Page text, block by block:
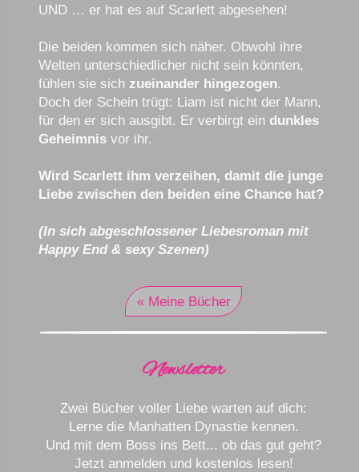
UND … er hat es auf Scarlett abgesehen!
Die beiden kommen sich näher. Obwohl ihre
Welten unterschiedlicher nicht sein könnten,
fühlen sie sich zueinander hingezogen.
Doch der Schein trügt: Liam ist nicht der Mann,
für den er sich ausgibt. Er verbirgt ein dunkles
Geheimnis vor ihr.
Wird Scarlett ihm verzeihen, damit die junge
Liebe zwischen den beiden eine Chance hat?
(In sich abgeschlossener Liebesroman mit
Happy End & sexy Szenen)
« Meine Bücher
Newsletter
Zwei Bücher voller Liebe warten auf dich:
Lerne die Manhatten Dynastie kennen.
Und mit dem Boss ins Bett... ob das gut geht?
Jetzt anmelden und kostenlos lesen!